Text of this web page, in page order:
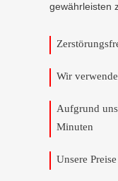
gewährleisten
Wir
Aufgrund
Minuten
Unsere